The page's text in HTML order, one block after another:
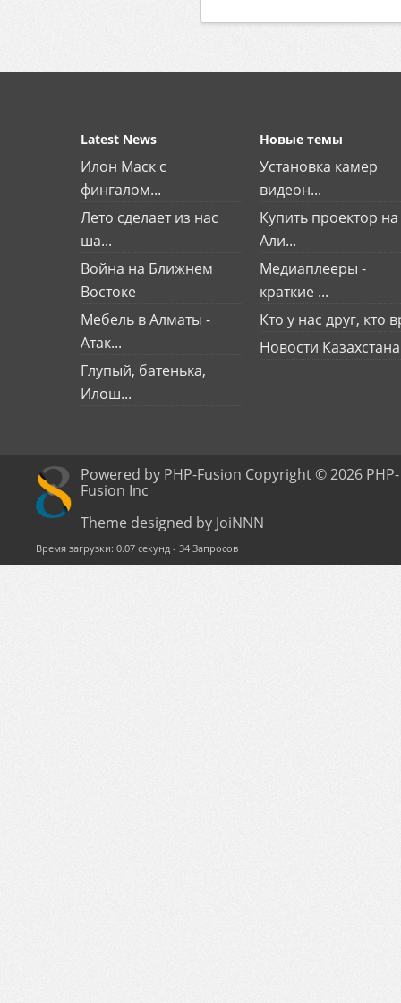
Latest News
Илон Маск с
фингалом...
Лето сделает из нас
ша...
Война на Ближнем
Востоке
Мебель в Алматы -
Атак...
Глупый, батенька,
Илош...
Новые темы
Установка камер
видеон...
Купить проектор на
Али...
Медиаплееры -
краткие ...
Кто у нас друг, кто
Новости Казахстана
Powered by PHP-Fusion Copyright © 2026 PHP-
Fusion Inc
Theme designed by JoiNNN
Время загрузки: 0.07 секунд - 34 Запросов